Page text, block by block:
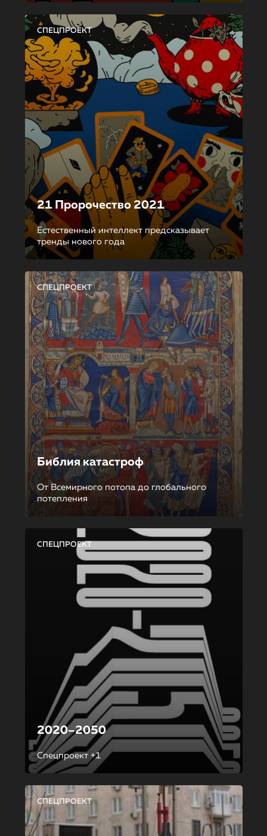
СПЕЦПРОЕКТ
21 Пророчество 2021
Естественный интеллект предсказывает
тренды нового года
СПЕЦПРОЕКТ
Библия катастроф
От Всемирного потопа до глобального
потепления
СПЕЦПРОЕКТ
2020–2050
Спецпроект +1
СПЕЦПРОЕКТ